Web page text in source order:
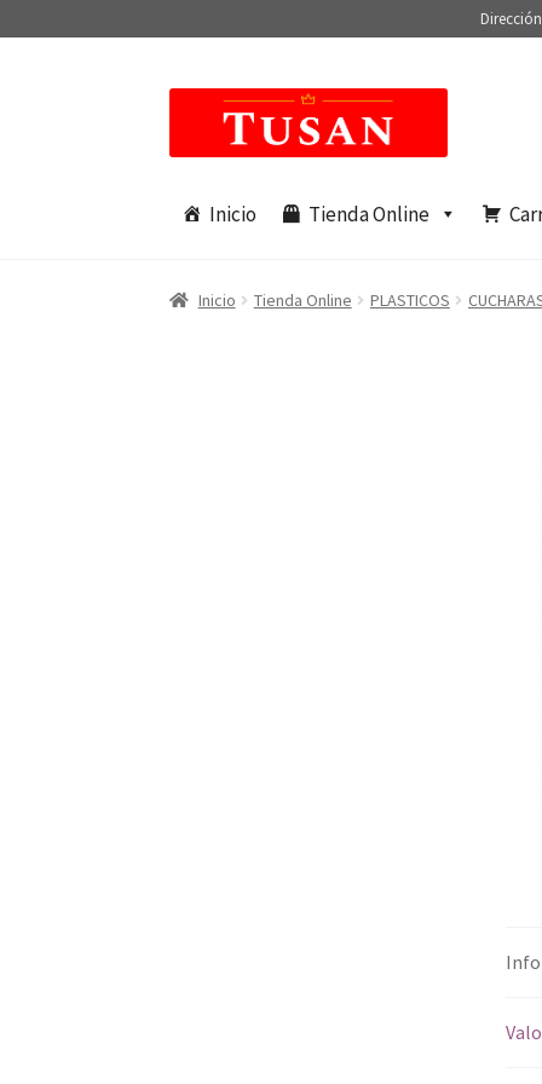
navegación
contenido
Inicio Tienda Online
Inicio Tienda Online PLASTICOS